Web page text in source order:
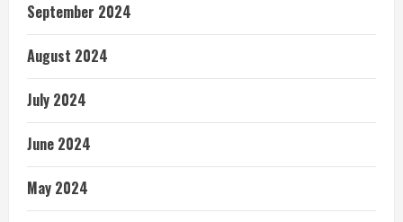
September 2024
August 2024
July 2024
June 2024
May 2024